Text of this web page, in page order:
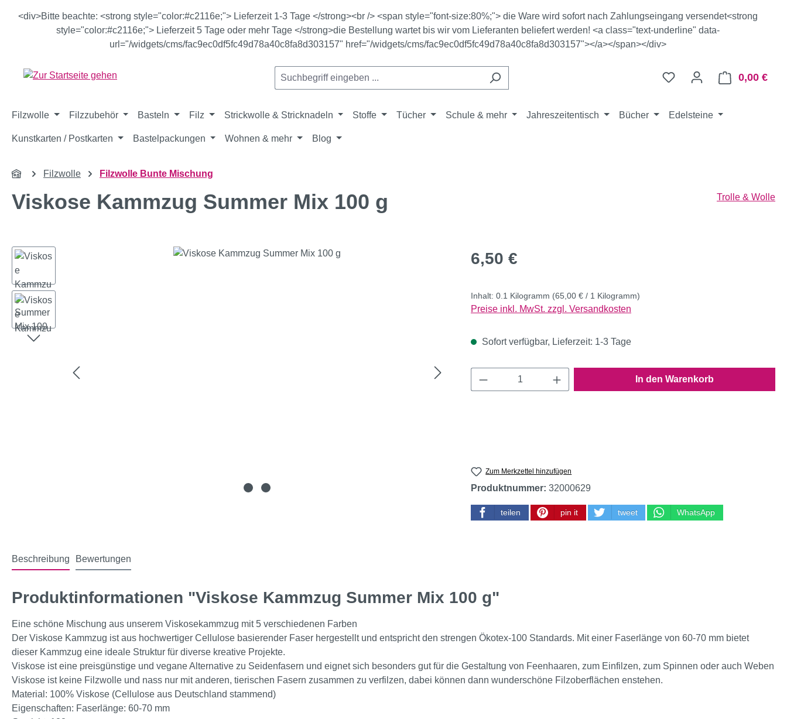
Hauptinhalt springen
Zur Suche springen
Zur Hauptnavigation springen
<div>Bitte beachte: <strong style="color:#c2116e;"> Lieferzeit 1-3 Tage </strong><br /> <span style="font-size:80%;"> die Ware wird sofort nach Zahlungseingang versendet<strong
style="color:#c2116e;"> Lieferzeit 5 Tage oder mehr Tage </strong>die Bestellung wartet bis wir vom Lieferanten beliefert werden! <a class="text-underline" data-
url="/widgets/cms/fac9ec0df5fc49d78a40c8fa8d303157" href="/widgets/cms/fac9ec0df5fc49d78a40c8fa8d303157"></a></span></div>
0,00 €
Filzwolle Filzzubehör Basteln Filz Strickwolle & Stricknadeln Stoffe Tücher Schule & mehr Jahreszeitentisch Bücher Edelsteine
Kunstkarten / Postkarten Bastelpackungen Wohnen & mehr Blog
Filzwolle Filzwolle Bunte Mischung
Viskose Kammzug Summer Mix 100 g Trolle & Wolle
Bildergalerie überspringen Regulärer Preis:
6,50 €
Inhalt: 0.1 Kilogramm (65,00 € / 1 Kilogramm)
Preise inkl. MwSt. zzgl. Versandkosten
Sofort verfügbar, Lieferzeit: 1-3 Tage
Produkt Anzahl: Gib den gewünschten Wert ein
In den Warenkorb
Zum Merkzettel hinzufügen
Produktnummer: 32000629
teilen pin it tweet WhatsApp
Beschreibung Bewertungen
Produktinformationen "Viskose Kammzug Summer Mix 100 g"
Eine schöne Mischung aus unserem Viskosekammzug mit 5 verschiedenen Farben
Der Viskose Kammzug ist aus hochwertiger Cellulose basierender Faser hergestellt und entspricht den strengen Ökotex-100 Standards. Mit einer Faserlänge von 60-70 mm bietet
dieser Kammzug eine ideale Struktur für diverse kreative Projekte.
Viskose ist eine preisgünstige und vegane Alternative zu Seidenfasern und eignet sich besonders gut für die Gestaltung von Feenhaaren, zum Einfilzen, zum Spinnen oder auch Weben
Viskose ist keine Filzwolle und nass nur mit anderen, tierischen Fasern zusammen zu verfilzen, dabei können dann wunderschöne Filzoberflächen enstehen.
Material: 100% Viskose (Cellulose aus Deutschland stammend)
Eigenschaften: Faserlänge: 60-70 mm